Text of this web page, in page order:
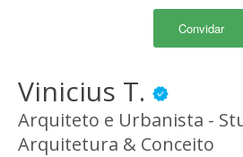
Convidar
Vinicius T.
Arquiteto e Urbanista -
Arquitetura & Conceito